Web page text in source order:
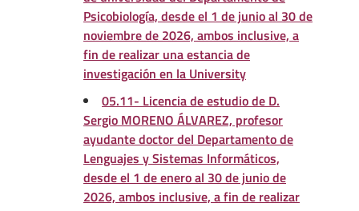
Psicobiología, desde el 1 de junio al 30 de
noviembre de 2026, ambos inclusive, a
fin de realizar una estancia de
investigación en la University
05.11- Licencia de estudio de D.
Sergio MORENO ÁLVAREZ, profesor
ayudante doctor del Departamento de
Lenguajes y Sistemas Informáticos,
desde el 1 de enero al 30 de junio de
2026, ambos inclusive, a fin de realizar